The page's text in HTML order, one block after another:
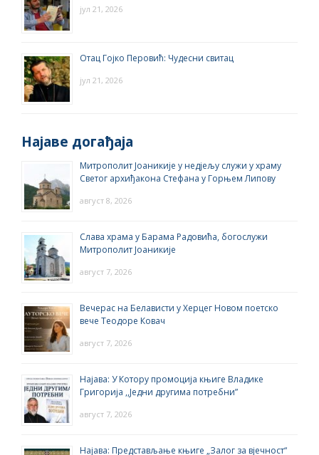
јул 21, 2026
Отац Гојко Перовић: Чудесни свитац
јул 21, 2026
Најаве догађаја
Митрополит Јоаникије у недјељу служи у храму
Светог архиђакона Стефана у Горњем Липову
август 8, 2026
Слава храма у Барама Радовића, богослужи
Митрополит Јоаникије
август 7, 2026
Вечерас на Белависти у Херцег Новом поетско
вече Теодоре Ковач
август 7, 2026
Најава: У Котору промоција књиге Владике
Григорија ,,Једни другима потребни”
август 7, 2026
Најава: Представљање књиге „Залог за вјечност“